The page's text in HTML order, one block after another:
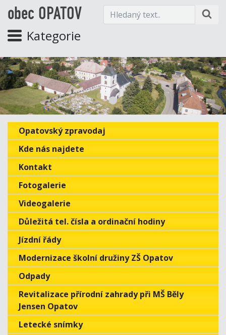
obec OPATOV
Kategorie
Opatovský zpravodaj
Kde nás najdete
Kontakt
Fotogalerie
Videogalerie
Důležitá tel. čísla a ordinační hodiny
Jízdní řády
Modernizace školní družiny ZŠ Opatov
Odpady
Revitalizace přírodní zahrady při MŠ Běly
Jensen Opatov
Letecké snímky